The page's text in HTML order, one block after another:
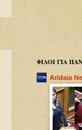
ΦΙΛΟΙ ΓΙΑ
Aridaia